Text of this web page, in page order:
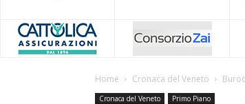
Home Cronaca del Veneto
Cronaca del Veneto Primo Piano